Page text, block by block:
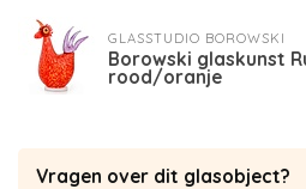
GLASSTUDIO BOROWSKI
Borowski glaskunst
rood/oranje
Vragen over dit glasobject?